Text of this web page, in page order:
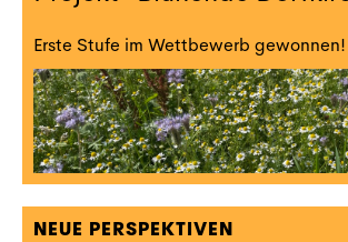
Erste Stufe im Wettbewerb gewonnen!
NEUE PERSPEKTIVEN